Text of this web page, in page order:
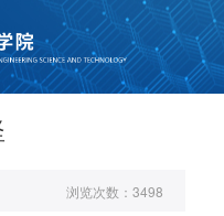
浏览次数： 3498